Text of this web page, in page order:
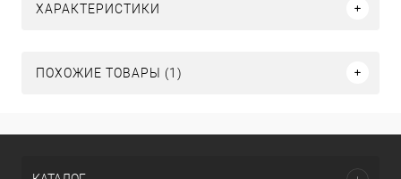
ХАРАКТЕРИСТИКИ
ПОХОЖИЕ ТОВАРЫ (1)